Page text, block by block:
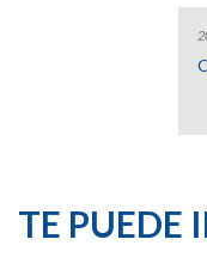
TE PUEDE